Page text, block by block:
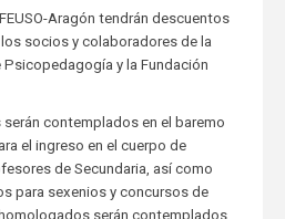
Aragón tendrán descuentos
socios y colaboradores de la
y la Fundación
contemplados en el baremo
el ingreso en el cuerpo de
de Secundaria, así como
para sexenios y concursos de
serán contemplados